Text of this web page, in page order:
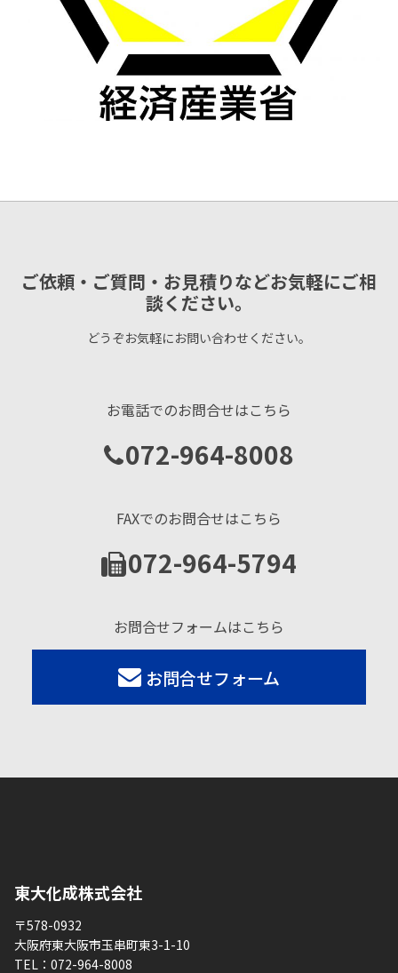
ご依頼・ご質問・お見積りなどお気軽にご相
談ください。
どうぞお気軽にお問い合わせください。
お電話でのお問合せはこちら
072-964-8008
FAXでのお問合せはこちら
072-964-5794
お問合せフォームはこちら
お問合せフォーム
東大化成株式会社
〒578-0932
大阪府東大阪市玉串町東3-1-10
TEL： 072-964-8008